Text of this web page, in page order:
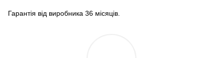
Гарантія від виробника 36 місяців.